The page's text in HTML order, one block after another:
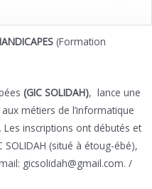
(Formation
(GIC SOLIDAH), lance une
aux métiers de l’informatique
inscriptions ont débutés et
(situé à étoug-ébé),
gicsolidah@gmail.com. /